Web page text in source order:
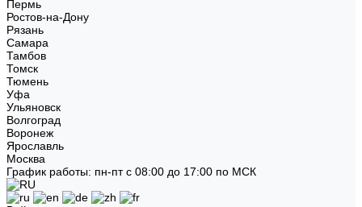
Пермь
Ростов-на-Дону
Рязань
Самара
Тамбов
Томск
Тюмень
Уфа
Ульяновск
Волгоград
Воронеж
Ярославль
Москва
График работы: пн-пт с 08:00 до 17:00 по МСК